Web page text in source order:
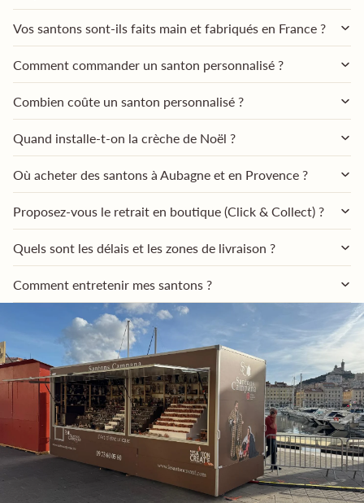
Vos santons sont-ils faits main et fabriqués en France ?
Comment commander un santon personnalisé ?
Combien coûte un santon personnalisé ?
Quand installe-t-on la crèche de Noël ?
Où acheter des santons à Aubagne et en Provence ?
Proposez-vous le retrait en boutique (Click & Collect) ?
Quels sont les délais et les zones de livraison ?
Comment entretenir mes santons ?